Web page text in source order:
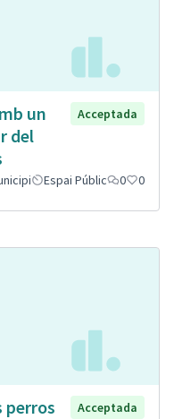
un
del
Acceptada
Espai Públic 0 0
perros
Acceptada